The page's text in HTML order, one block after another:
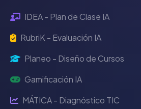
IDEA - Plan de Clase IA
RubriK - Evaluación IA
Planeo - Diseño de Cursos
Gamificación IA
MÁTICA - Diagnóstico TIC